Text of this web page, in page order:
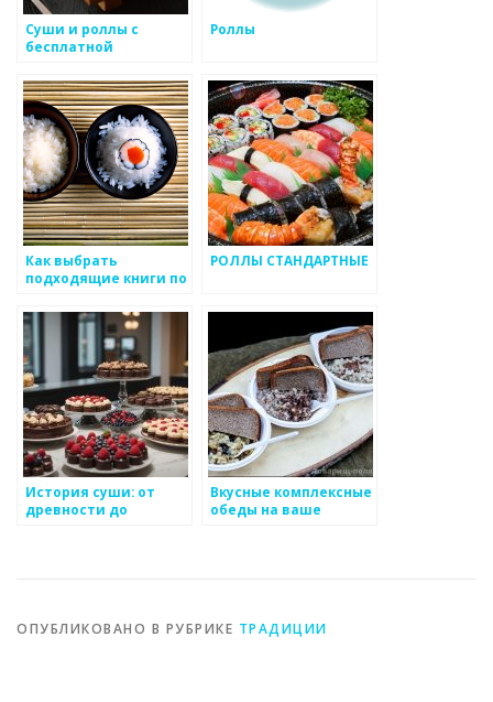
Суши и роллы с
бесплатной
Роллы
Как выбрать
подходящие книги по
РОЛЛЫ СТАНДАРТНЫЕ
История суши: от
древности до
Вкусные комплексные
обеды на ваше
ОПУБЛИКОВАНО В РУБРИКЕ ТРАДИЦИИ